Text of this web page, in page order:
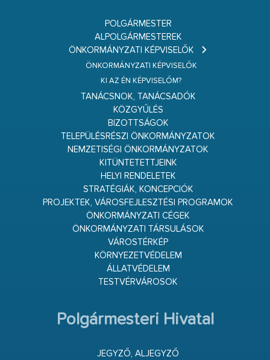
POLGÁRMESTER
ALPOLGÁRMESTEREK
ÖNKORMÁNYZATI KÉPVISELŐK
ÖNKORMÁNYZATI KÉPVISELŐK
KI AZ ÉN KÉPVISELŐM?
TANÁCSNOK, TANÁCSADÓK
KÖZGYŰLÉS
BIZOTTSÁGOK
TELEPÜLÉSRÉSZI ÖNKORMÁNYZATOK
NEMZETISÉGI ÖNKORMÁNYZATOK
KITÜNTETETTJEINK
HELYI RENDELETEK
STRATÉGIÁK, KONCEPCIÓK
PROJEKTEK, VÁROSFEJLESZTÉSI PROGRAMOK
ÖNKORMÁNYZATI CÉGEK
ÖNKORMÁNYZATI TÁRSULÁSOK
VÁROSTÉRKÉP
KÖRNYEZETVÉDELEM
ÁLLATVÉDELEM
TESTVÉRVÁROSOK
Polgármesteri Hivatal
JEGYZŐ, ALJEGYZŐ